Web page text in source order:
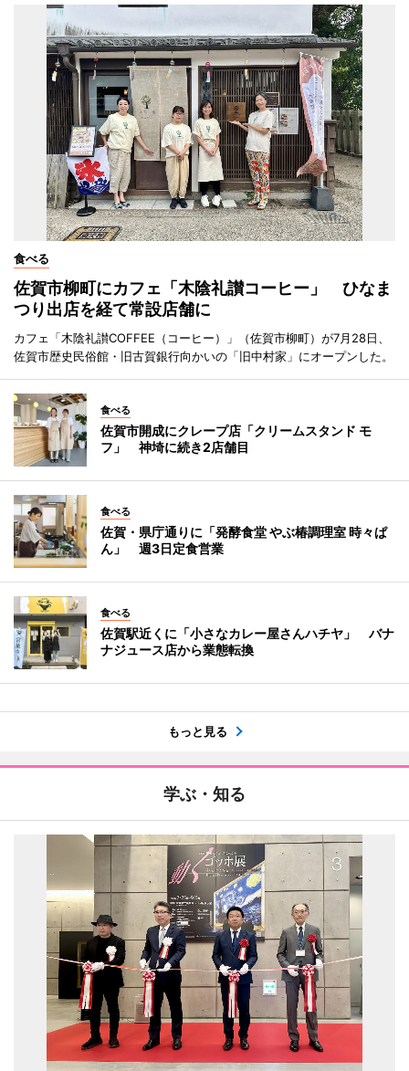
食べる
佐賀市柳町にカフェ「木陰礼讃コーヒー」 ひなま
つり出店を経て常設店舗に
カフェ「木陰礼讃COFFEE（コーヒー）」（佐賀市柳町）が7月28日、
佐賀市歴史民俗館・旧古賀銀行向かいの「旧中村家」にオープンした。
食べる
佐賀市開成にクレープ店「クリームスタンド モ
フ」 神埼に続き2店舗目
食べる
佐賀・県庁通りに「発酵食堂 やぶ椿調理室 時々ぱ
ん」 週3日定食営業
食べる
佐賀駅近くに「小さなカレー屋さんハチヤ」 バナ
ナジュース店から業態転換
もっと見る
学ぶ・知る